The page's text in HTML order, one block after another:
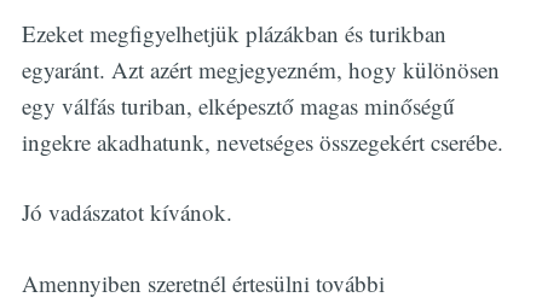
Ezeket megfigyelhetjük plázákban és turikban
egyaránt. Azt azért megjegyezném, hogy különösen
egy válfás turiban, elképesztő magas minőségű
ingekre akadhatunk, nevetséges összegekért cserébe.
Jó vadászatot kívánok.
Amennyiben szeretnél értesülni további